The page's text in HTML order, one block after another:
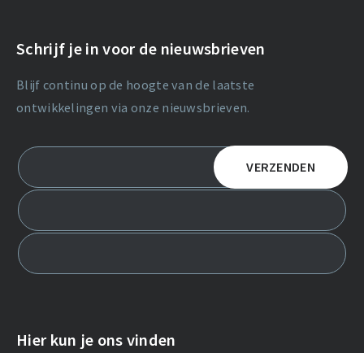
Schrijf je in voor de nieuwsbrieven
Blijf continu op de hoogte van de laatste
ontwikkelingen via onze nieuwsbrieven.
Hier kun je ons vinden